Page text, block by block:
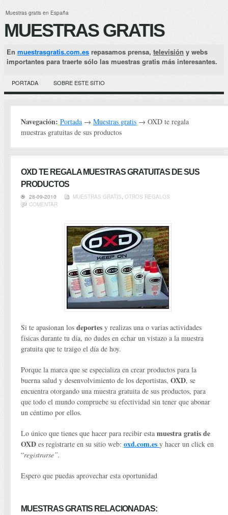
Muestras gratis en España
MUESTRAS GRATIS
En muestrasgratis.com.es repasamos prensa, televisión y webs
importantes para traerte sólo las muestras gratis más interesantes.
PORTADA SOBRE ESTE SITIO
Navegación: Portada → Muestras gratis → OXD te regala
muestras gratuitas de sus productos
OXD TE REGALA MUESTRAS GRATUITAS DE SUS
PRODUCTOS
28-09-2010 MUESTRAS GRATIS, OTROS REGALOS
COMENTAR
Si te apasionan los deportes y realizas una o varias actividades
físicas durante tu día, no dudes en echar un vistazo a la muestra
gratuita que te traigo el día de hoy.
Porque la marca que se especializa en crear productos para la
buerna salud y desenvolvimiento de los deportistas, OXD, se
encuentra otorgando una muestra gratuita de sus productos, para
que todo el mundo compruebe su efectividad sin tener que abonar
un céntimo por ellos.
Lo único que tienes que hacer para recibir esta muestra gratis de
OXD es registrarte en su sitio web: oxd.com.es y hacer un click en
“registrarse”.
Espero que puedas aprovechar esta oportunidad
MUESTRAS GRATIS RELACIONADAS: